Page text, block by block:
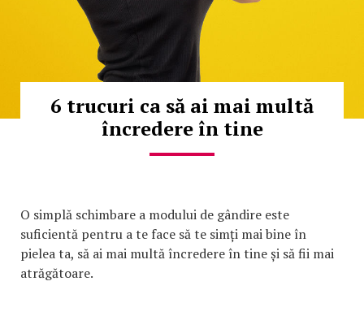
6 trucuri ca să ai mai multă
încredere în tine
O simplă schimbare a modului de gândire este
suficientă pentru a te face să te simți mai bine în
pielea ta, să ai mai multă încredere în tine și să fii mai
atrăgătoare.